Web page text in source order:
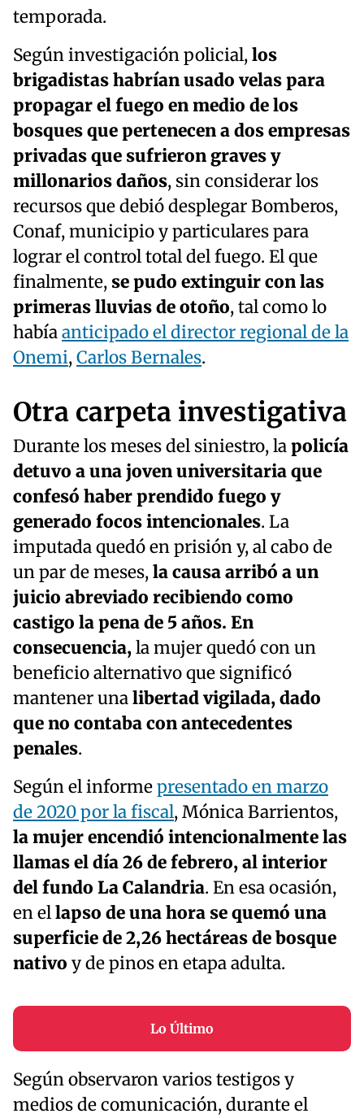
temporada.
Según investigación policial,los
brigadistas habrían usado velas para
propagar el fuego en medio de los
bosques que pertenecen a dos empresas
privadas que sufrieron graves y
millonarios daños, sin considerar los
recursos que debió desplegar Bomberos,
Conaf, municipio y particulares para
lograr el control total del fuego. El que
finalmente, se pudo extinguir con las
primeras lluvias de otoño, tal como lo
habíaanticipado el director regional de la
Onemi,Carlos Bernales.
Otra carpeta investigativa
Durante los meses del siniestro, lapolicía
detuvo a una joven universitaria que
confesó haber prendido fuego y
generado focos intencionales. La
imputada quedó en prisión y, al cabo de
un par de meses,la causa arribó a un
juicio abreviado recibiendo como
castigo la pena de 5 años. En
consecuencia,la mujer quedó con un
beneficio alternativo que significó
mantener unalibertad vigilada, dado
que no contaba con antecedentes
penales.
Según el informepresentado en marzo
de 2020 por la fiscal, Mónica Barrientos,
la mujer encendió intencionalmente las
llamas el día 26 de febrero, al interior
del fundo La Calandria. En esa ocasión,
en ellapso de una hora se quemó una
superficie de 2,26 hectáreas de bosque
nativo y de pinos en etapa adulta.
Lo Último
Según observaron varios testigos y
medios de comunicación, durante el